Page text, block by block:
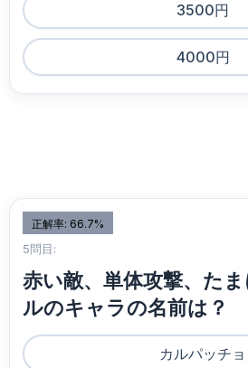
3500円
4000円
正解率: 66.7%
5問目:
赤い敵、単体攻撃、た
ルのキャラの名前は？
カルパッチョ